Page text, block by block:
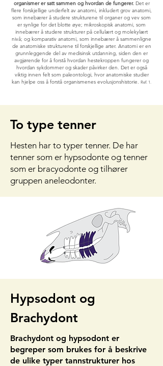
organismer er satt sammen og hvordan de fungerer. Det er
flere forskjellige underfelt av anatomi, inkludert grov anatomi,
som innebærer å studere strukturene til organer og vev som
er synlige for det blotte øye; mikroskopisk anatomi, som
innebærer å studere strukturer på cellulært og molekylært
nivå; og komparativ anatomi, som innebærer å sammenligne
de anatomiske strukturene til forskjellige arter. Anatomi er en
grunnleggende del av medisinsk utdanning, siden den er
avgjørende for å forstå hvordan hestekroppen fungerer og
hvordan sykdommer og skader påvirker den. Det er også
viktig innen felt som paleontologi, hvor anatomiske studier
kan hjelpe oss å forstå organismenes evolusjonshistorie. Ref. 1.
To type tenner
Hesten har to typer tenner. De har
tenner som er hypsodonte og tenner
som er bracyodonte og tilhører
gruppen aneleodonter.
Hypsodont og
Brachydont
Brachydont og hypsodont er
begreper som brukes for å beskrive
de ulike typer tannstrukturer hos